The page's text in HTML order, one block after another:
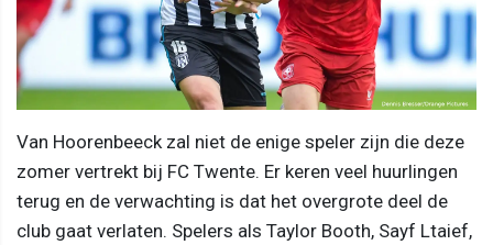
Van Hoorenbeeck zal niet de enige speler zijn die deze
zomer vertrekt bij FC Twente. Er keren veel huurlingen
terug en de verwachting is dat het overgrote deel de
club gaat verlaten. Spelers als Taylor Booth, Sayf Ltaief,